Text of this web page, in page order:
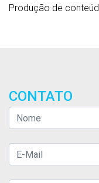
Produção de
CONTATO